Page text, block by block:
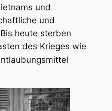
und
und
heute sterben
des Krieges wie